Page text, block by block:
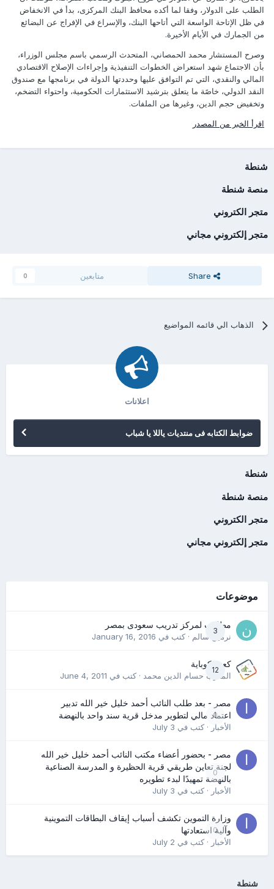
الطلب على الدولار، وفقا لما أكده محافظ البنك المركزى، بدأ في الانخفاض
في ظل الإتاحة الواسعة التي أتاحها البنك، والإسراع في الإفراج عن البضائع
من الجمارك في الأيام الأخيرة.
وصرح المستشار محمد الحمصاني، المتحدث الرسمي باسم مجلس الوزراء،
بأن الاجتماع شهد استعراض الخطوات التنفيذية وإجراءات الإصلاح الاقتصادي
المالي والنقدي، التي تم التوافق عليها وحددتها الدولة في برنامجها مع صندوق
النقد الدولي، خاصًة ما يتعلق بترشيد الاستثمارات الحكومية، واحتواء التضخم،
وتخفيض حجم الدين، وغيرها من الملفات.
اقرأ الخبر من المصدر
شنطة
منصة شنطة
متجر الكتروني
متجر إلكتروني مجاني
Share متابعين 0
الذهاب الي قائمه المواضيع
اعلانات
ضوابط الكتابه فى منتديات ياللا يا شباب
شنطة
منصة شنطة
متجر الكتروني
متجر إلكتروني مجاني
موضوعات
3
مطلوب لمركز تدريب سعودى بمصر
نرمين سالم· كتب في January 16, 2016
12
كعب كوباية
المدرب حسام الدين محمد· كتب في June 4, 2011
0
مصر - بعد طلب النائب أحمد خليل خير الله تدبير
اعتماد مالي لتطوير مدخل قرية سند واحد بالنهضة
الأخبار· كتب في July 3
0
مصر - بحضور أعضاء مكتب النائب أحمد خليل خير الله
لجنة تعاين طريقي قرية الحظيرة و المدرسة الصناعية
بالنهضة تمهيدًا لبدء تطويره
الأخبار· كتب في July 3
0
وزارة التموين تكشف أسباب إيقاف البطاقات التموينية
وآلية استعادتها
الأخبار· كتب في July 2
شنطة